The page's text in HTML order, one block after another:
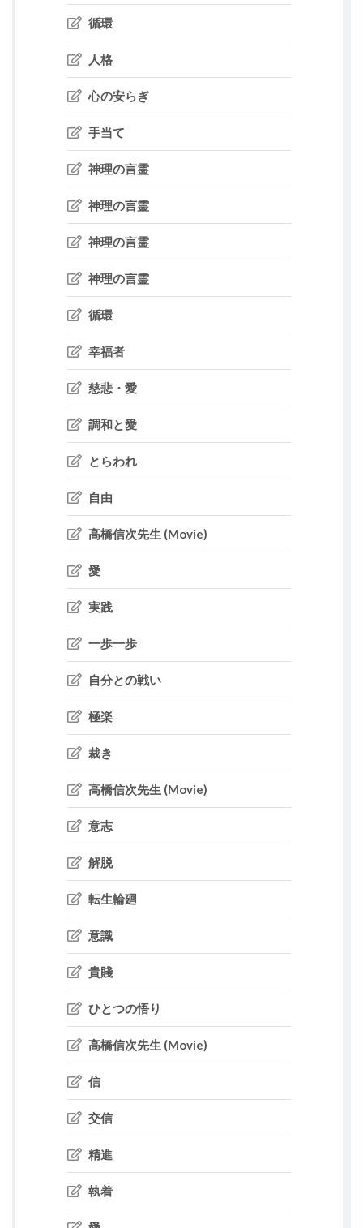
循環
人格
心の安らぎ
手当て
神理の言霊
神理の言霊
神理の言霊
神理の言霊
循環
幸福者
慈悲・愛
調和と愛
とらわれ
自由
高橋信次先生 (Movie)
愛
実践
一歩一歩
自分との戦い
極楽
裁き
高橋信次先生 (Movie)
意志
解脱
転生輪廻
意識
貴賤
ひとつの悟り
高橋信次先生 (Movie)
信
交信
精進
執着